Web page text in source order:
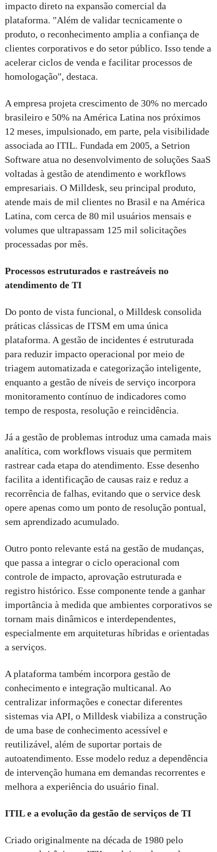
impacto direto na expansão comercial da
plataforma. "Além de validar tecnicamente o
produto, o reconhecimento amplia a confiança de
clientes corporativos e do setor público. Isso tende a
acelerar ciclos de venda e facilitar processos de
homologação", destaca.
A empresa projeta crescimento de 30% no mercado
brasileiro e 50% na América Latina nos próximos
12 meses, impulsionado, em parte, pela visibilidade
associada ao ITIL. Fundada em 2005, a Setrion
Software atua no desenvolvimento de soluções SaaS
voltadas à gestão de atendimento e workflows
empresariais. O Milldesk, seu principal produto,
atende mais de mil clientes no Brasil e na América
Latina, com cerca de 80 mil usuários mensais e
volumes que ultrapassam 125 mil solicitações
processadas por mês.
Processos estruturados e rastreáveis no
atendimento de TI
Do ponto de vista funcional, o Milldesk consolida
práticas clássicas de ITSM em uma única
plataforma. A gestão de incidentes é estruturada
para reduzir impacto operacional por meio de
triagem automatizada e categorização inteligente,
enquanto a gestão de níveis de serviço incorpora
monitoramento contínuo de indicadores como
tempo de resposta, resolução e reincidência.
Já a gestão de problemas introduz uma camada mais
analítica, com workflows visuais que permitem
rastrear cada etapa do atendimento. Esse desenho
facilita a identificação de causas raiz e reduz a
recorrência de falhas, evitando que o service desk
opere apenas como um ponto de resolução pontual,
sem aprendizado acumulado.
Outro ponto relevante está na gestão de mudanças,
que passa a integrar o ciclo operacional com
controle de impacto, aprovação estruturada e
registro histórico. Esse componente tende a ganhar
importância à medida que ambientes corporativos se
tornam mais dinâmicos e interdependentes,
especialmente em arquiteturas híbridas e orientadas
a serviços.
A plataforma também incorpora gestão de
conhecimento e integração multicanal. Ao
centralizar informações e conectar diferentes
sistemas via API, o Milldesk viabiliza a construção
de uma base de conhecimento acessível e
reutilizável, além de suportar portais de
autoatendimento. Esse modelo reduz a dependência
de intervenção humana em demandas recorrentes e
melhora a experiência do usuário final.
ITIL e a evolução da gestão de serviços de TI
Criado originalmente na década de 1980 pelo